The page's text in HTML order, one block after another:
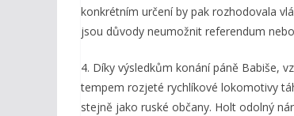
konkrétním určení by pak rozhodovala
jsou důvody neumožnit referendum
4. Díky výsledkům konání páně Babiše,
tempem rozjeté rychlíkové lokomotivy
stejně jako ruské občany. Holt odolný